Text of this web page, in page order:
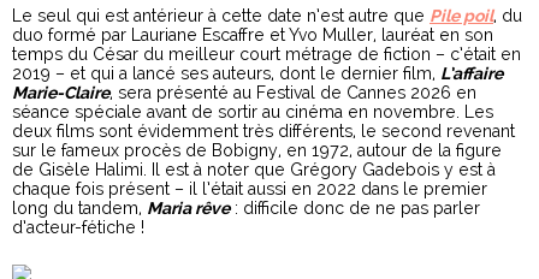
Le seul qui est antérieur à cette date n’est autre que Pile poil, du
duo formé par Lauriane Escaffre et Yvo Muller, lauréat en son
temps du César du meilleur court métrage de fiction – c’était en
2019 – et qui a lancé ses auteurs, dont le dernier film, L’affaire
Marie-Claire, sera présenté au Festival de Cannes 2026 en
séance spéciale avant de sortir au cinéma en novembre. Les
deux films sont évidemment très différents, le second revenant
sur le fameux procès de Bobigny, en 1972, autour de la figure
de Gisèle Halimi. Il est à noter que Grégory Gadebois y est à
chaque fois présent – il l’était aussi en 2022 dans le premier
long du tandem, Maria rêve: difficile donc de ne pas parler
d’acteur-fétiche !